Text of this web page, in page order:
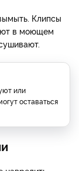
Клипсы
в моющем
или
оставаться